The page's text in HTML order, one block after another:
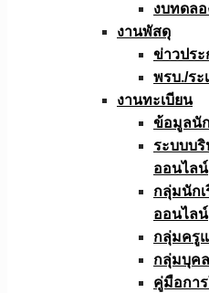
งบทดล
งานพัสดุ
ข่าวประ
พรบ./ระ
งานทะเบียน
ข้อมูลนั
ระบบบ
ออนไลน์
กลุ่มนัก
ออนไลน์
กลุ่มครู
กลุ่มบุค
คู่มือกา